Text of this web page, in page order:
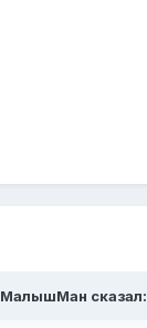
МалышМан сказал: